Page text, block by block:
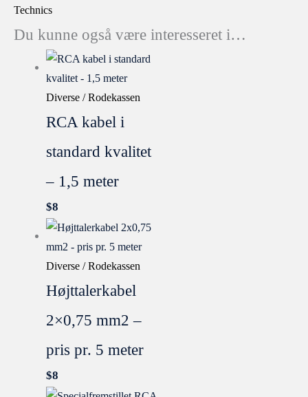
Technics
Du kunne også være interesseret i…
Diverse / Rodekassen
RCA kabel i
standard kvalitet
– 1,5 meter
$8
Diverse / Rodekassen
Højttalerkabel
2×0,75 mm2 –
pris pr. 5 meter
$8